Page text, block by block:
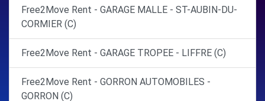
Free2Move Rent - GARAGE MALLE - ST-AUBIN-DU-
CORMIER (C)
Free2Move Rent - GARAGE TROPEE - LIFFRE (C)
Free2Move Rent - GORRON AUTOMOBILES -
GORRON (C)